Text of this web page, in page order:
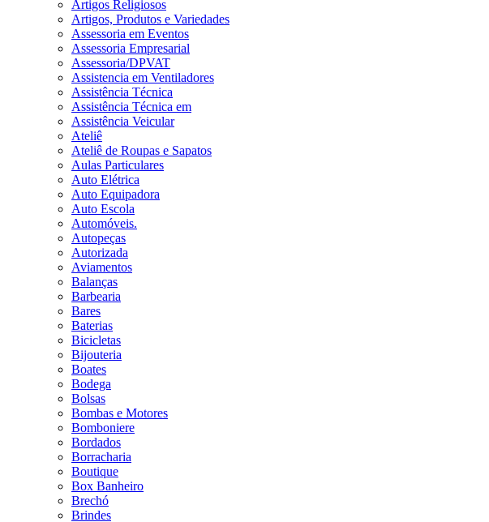
Artigos Religiosos
Artigos, Produtos e Variedades
Assessoria em Eventos
Assessoria Empresarial
Assessoria/DPVAT
Assistencia em Ventiladores
Assistência Técnica
Assistência Técnica em
Assistência Veicular
Ateliê
Ateliê de Roupas e Sapatos
Aulas Particulares
Auto Elétrica
Auto Equipadora
Auto Escola
Automóveis.
Autopeças
Autorizada
Aviamentos
Balanças
Barbearia
Bares
Baterias
Bicicletas
Bijouteria
Boates
Bodega
Bolsas
Bombas e Motores
Bomboniere
Bordados
Borracharia
Boutique
Box Banheiro
Brechó
Brindes